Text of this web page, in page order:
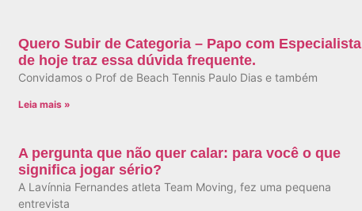
Quero Subir de Categoria – Papo com Especialista
de hoje traz essa dúvida frequente.
Convidamos o Prof de Beach Tennis Paulo Dias e também
Leia mais »
A pergunta que não quer calar: para você o que
significa jogar sério?
A Lavínnia Fernandes atleta Team Moving, fez uma pequena
entrevista